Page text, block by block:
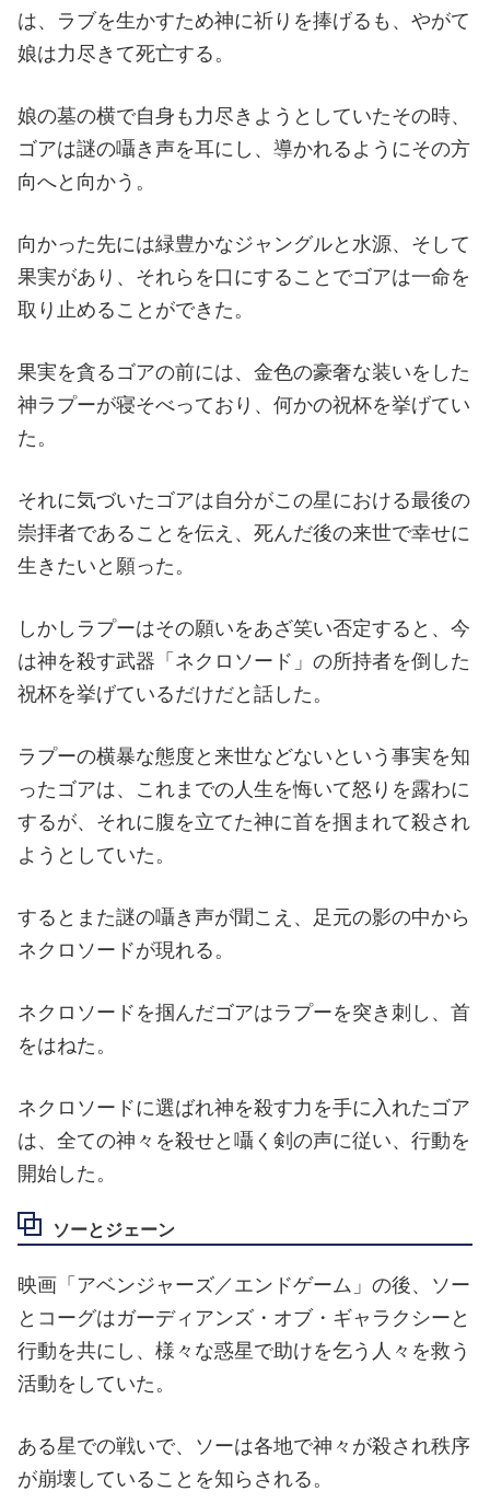
は、ラブを生かすため神に祈りを捧げるも、やがて
娘は力尽きて死亡する。
娘の墓の横で自身も力尽きようとしていたその時、
ゴアは謎の囁き声を耳にし、導かれるようにその方
向へと向かう。
向かった先には緑豊かなジャングルと水源、そして
果実があり、それらを口にすることでゴアは一命を
取り止めることができた。
果実を貪るゴアの前には、金色の豪奢な装いをした
神ラプーが寝そべっており、何かの祝杯を挙げてい
た。
それに気づいたゴアは自分がこの星における最後の
崇拝者であることを伝え、死んだ後の来世で幸せに
生きたいと願った。
しかしラプーはその願いをあざ笑い否定すると、今
は神を殺す武器「ネクロソード」の所持者を倒した
祝杯を挙げているだけだと話した。
ラプーの横暴な態度と来世などないという事実を知
ったゴアは、これまでの人生を悔いて怒りを露わに
するが、それに腹を立てた神に首を掴まれて殺され
ようとしていた。
するとまた謎の囁き声が聞こえ、足元の影の中から
ネクロソードが現れる。
ネクロソードを掴んだゴアはラプーを突き刺し、首
をはねた。
ネクロソードに選ばれ神を殺す力を手に入れたゴア
は、全ての神々を殺せと囁く剣の声に従い、行動を
開始した。
ソーとジェーン
映画「アベンジャーズ／エンドゲーム」の後、ソー
とコーグはガーディアンズ・オブ・ギャラクシーと
行動を共にし、様々な惑星で助けを乞う人々を救う
活動をしていた。
ある星での戦いで、ソーは各地で神々が殺され秩序
が崩壊していることを知らされる。